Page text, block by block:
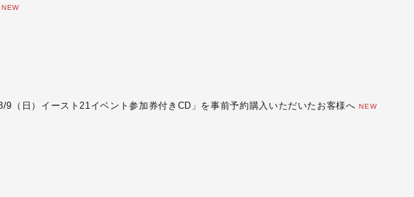
NEW
（日）イースト21イベント参加券付きCD」を事前予約購入いただいたお客様へNEW